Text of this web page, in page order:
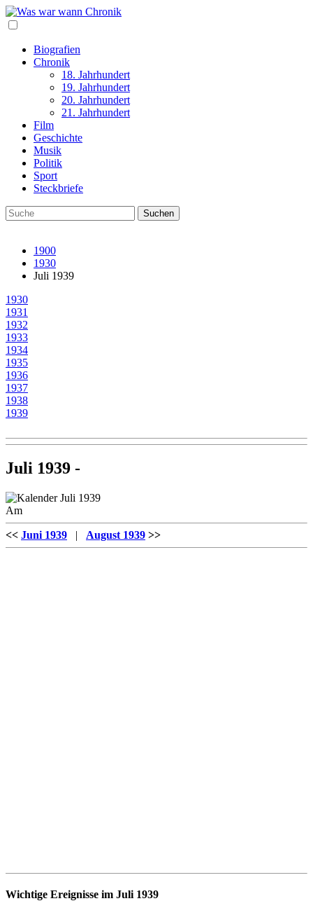
Biografien
Chronik
18. Jahrhundert
19. Jahrhundert
20. Jahrhundert
21. Jahrhundert
Film
Geschichte
Musik
Politik
Sport
Steckbriefe
1900
1930
Juli 1939
1930
1931
1932
1933
1934
1935
1936
1937
1938
1939
Juli 1939 -
Am
<< Juni 1939 | August 1939 >>
Wichtige Ereignisse im Juli 1939